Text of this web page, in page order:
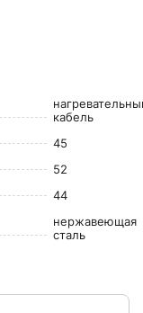
кабель
45
52
44
нержавеющая
сталь